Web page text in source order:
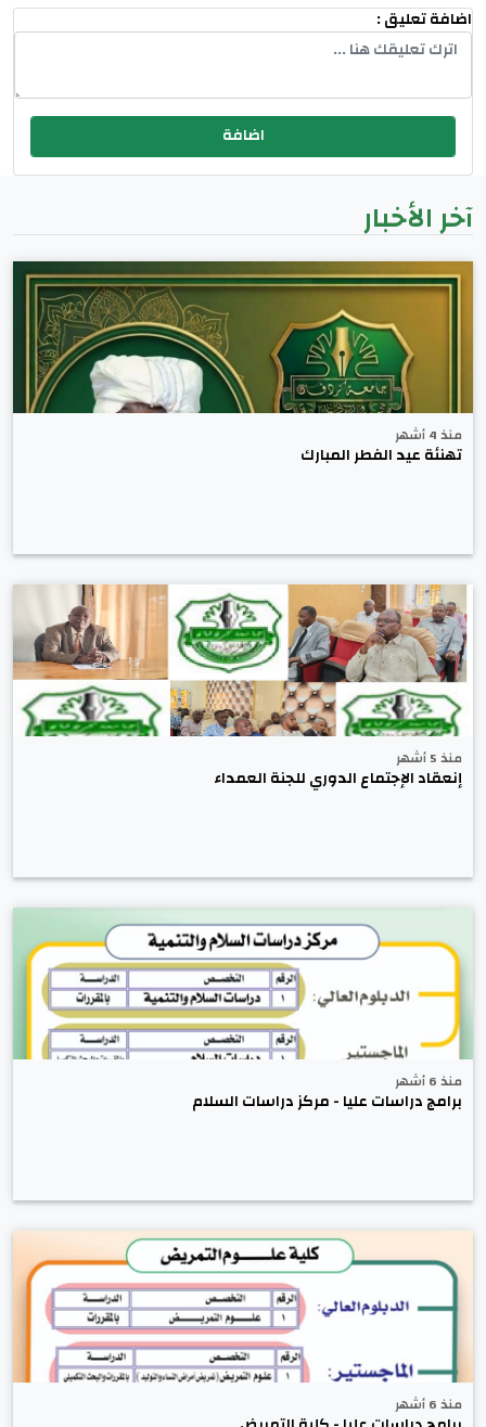
اضافة تعليق :
آخر الأخبار
منذ 4 أشهر
تهنئة عيد الفطر المبارك
منذ 5 أشهر
إنعقاد الإجتماع الدوري للجنة العمداء
منذ 6 أشهر
برامج دراسات عليا - مركز دراسات السلام
منذ 6 أشهر